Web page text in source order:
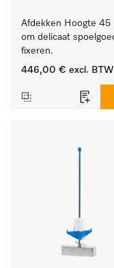
Afdekken Hoogte 45
om delicaat
fixeren.
446,00 € excl. BTW